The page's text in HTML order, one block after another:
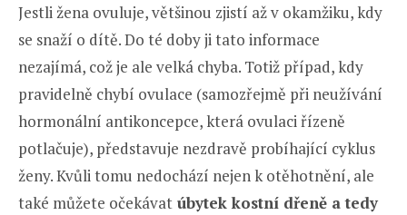
Jestli žena ovuluje, většinou zjistí až v okamžiku, kdy
se snaží o dítě. Do té doby ji tato informace
nezajímá, což je ale velká chyba. Totiž případ, kdy
pravidelně chybí ovulace (samozřejmě při neužívání
hormonální antikoncepce, která ovulaci řízeně
potlačuje), představuje nezdravě probíhající cyklus
ženy. Kvůli tomu nedochází nejen k otěhotnění, ale
také můžete očekávat úbytek kostní dřeně a tedy